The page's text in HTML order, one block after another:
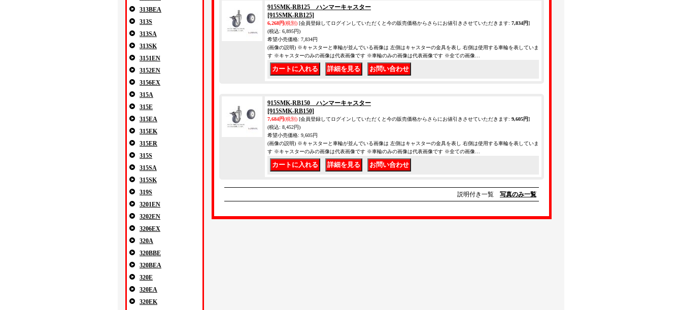
313BEA
313S
313SA
313SK
3151EN
3152EN
3156EX
315A
315E
315EA
315EK
315ER
315S
315SA
315SK
319S
3201EN
3202EN
3206EX
320A
320BBE
320BEA
320E
320EA
320EK
915SMK-RB125 ハンマーキャスター
[915SMK-RB125]
6,268円(税別) [会員登録してログインしていただくと今の販売価格からさらにお値引きさせていただきます: 7,834円]
(税込: 6,895円)
希望小売価格: 7,834円
(画像の説明) ※キャスターと車輪が並んでいる画像は 左側はキャスターの金具を表し 右側は使用する車輪を表していま
す ※キャスターのみの画像は代表画像です ※車輪のみの画像は代表画像です ※全ての画像…
915SMK-RB150 ハンマーキャスター
[915SMK-RB150]
7,684円(税別) [会員登録してログインしていただくと今の販売価格からさらにお値引きさせていただきます: 9,605円]
(税込: 8,452円)
希望小売価格: 9,605円
(画像の説明) ※キャスターと車輪が並んでいる画像は 左側はキャスターの金具を表し 右側は使用する車輪を表していま
す ※キャスターのみの画像は代表画像です ※車輪のみの画像は代表画像です ※全ての画像…
説明付き一覧 写真のみ一覧